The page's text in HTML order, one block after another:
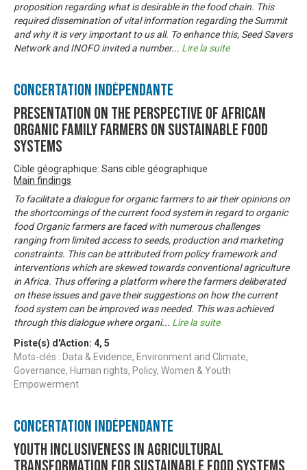
proposition regarding what is desirable in the food chain. This
required dissemination of vital information regarding the Summit
and why it is very important to us all. To enhance this, Seed Savers
Network and INOFO invited a number... Lire la suite
Concertation Indépendante
Presentation on the perspective of African
Organic Family Farmers on sustainable food
systems
Cible géographique: Sans cible géographique
Main findings
To facilitate a dialogue for organic farmers to air their opinions on
the shortcomings of the current food system in regard to organic
food Organic farmers are faced with numerous challenges
ranging from limited access to seeds, production and marketing
constraints. This can be attributed from policy framework and
interventions which are skewed towards conventional agriculture
in Africa. Thus offering a platform where the farmers deliberated
on these issues and gave their suggestions on how the current
food system can be improved was needed. This was achieved
through this dialogue where organi... Lire la suite
Piste(s) d'Action: 4, 5
Mots-clés : Data & Evidence, Environment and Climate,
Governance, Human rights, Policy, Women & Youth
Empowerment
Concertation Indépendante
Youth Inclusiveness In Agricultural
Transformation For Sustainable Food Systems